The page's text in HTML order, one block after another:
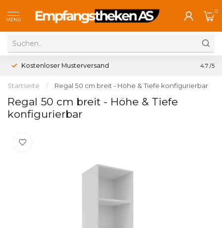
MENU
0
Kostenloser Musterversand 4.7 /5
Startseite / Regal 50 cm breit - Höhe & Tiefe konfigurierbar
Regal 50 cm breit - Höhe & Tiefe
konfigurierbar